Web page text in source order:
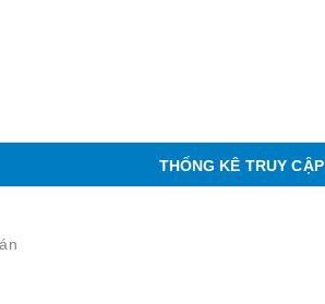
THỐNG KÊ TRUY CẬP